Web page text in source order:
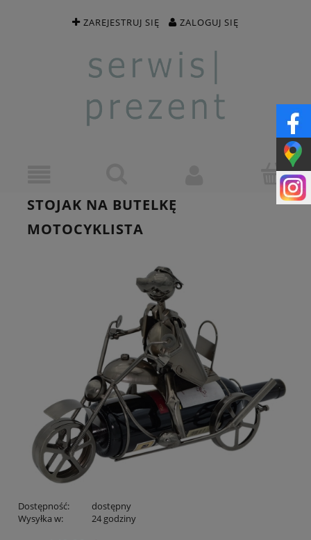
ZAREJESTRUJ SIĘ ZALOGUJ SIĘ
STOJAK NA BUTELKĘ
MOTOCYKLISTA
Dostępność:
dostępny
Wysyłka w:
24 godziny